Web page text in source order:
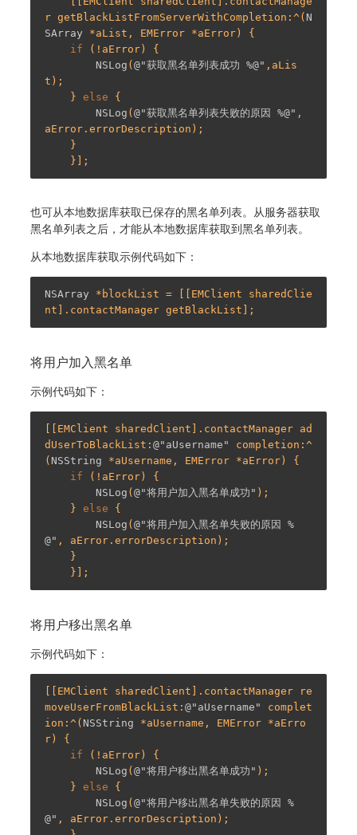
r getBlackListFromServerWithCompletion:^( N
SArray *aList, EMError *aError) {
if (!aError) {
NSLog ( @"获取黑名单列表成功 %@" ,aLis
t);
    }
else {
NSLog ( @"获取黑名单列表失败的原因 %@" ,
aError.errorDescription);
也可从本地数据库获取已保存的黑名单列表。从服务器获取
黑名单列表之后，才能从本地数据库获取到黑名单列表。
从本地数据库获取示例代码如下：
NSArray *blockList = [[EMClient sharedClie
将用户加入黑名单
示例代码如下：
[[EMClient sharedClient].contactManager ad
dUserToBlackList: @"aUsername"
completion:^
( NSString *aUsername, EMError *aError) {
if (!aError) {
NSLog ( @"将用户加入黑名单成功" );
    }
else {
NSLog ( @"将用户加入黑名单失败的原因 %
@" , aError.errorDescription);
将用户移出黑名单
示例代码如下：
[[EMClient sharedClient].contactManager re
moveUserFromBlackList: @"aUsername"
complet
ion:^( NSString *aUsername, EMError *aErro
r) {
if (!aError) {
NSLog ( @"将用户移出黑名单成功" );
    }
else {
NSLog ( @"将用户移出黑名单失败的原因 %
@" , aError.errorDescription);